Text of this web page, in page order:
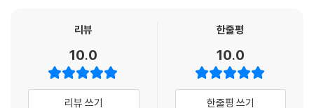
STEP 4 3분 동안 영어로 말하기: 우리말을 보면서 영어로 바꿔 말해 봅니
다. 직접 써 보면 더 오래 기억에 남습니다.
혼자 공부하기 외로운 분들을 위한
삼성전자 디자인그룹 수석디자이너 전상운
혁신적이고 놀라울 만큼 과학적인 영어 훈련 프로그램입니다. 훈련방식이
간단하면서도 정말 효과적이었어요. 직장인의 업무 환경을 정확하게 이해
한 주제 선정과 표현들도 너무 좋습니다. 실수하기 쉬운 표현, 잘못 알고 있
리뷰
10.0
리뷰 쓰기
한줄평
10.0
한줄평 쓰기